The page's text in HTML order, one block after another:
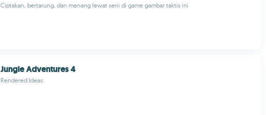
Ciptakan, bertarung, dan menang lewat seni di game gambar taktis ini
Jungle Adventures 4
Rendered Ideas